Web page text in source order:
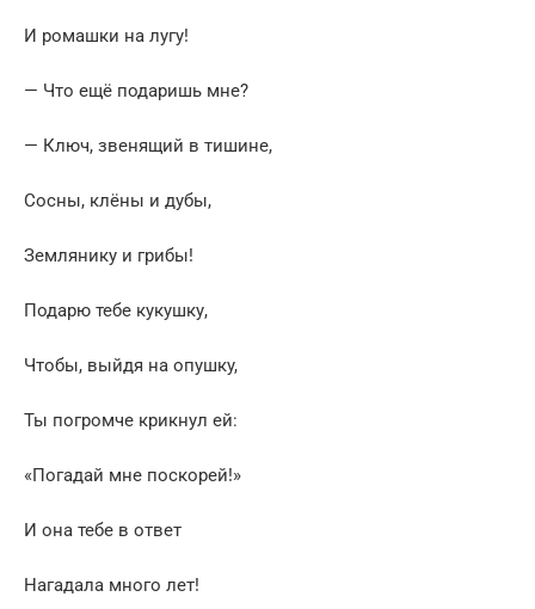
И ромашки на лyгy!
— Что ещё подаришь мне?
— Ключ, звенящий в тишине,
Сосны, клёны и дубы,
Землянику и грибы!
Подарю тебе кукушку,
Чтобы, выйдя на опyшкy,
Ты погpомче кpикнyл ей:
«Погадай мне поскорей!»
И она тебе в ответ
Нагадала много лет!